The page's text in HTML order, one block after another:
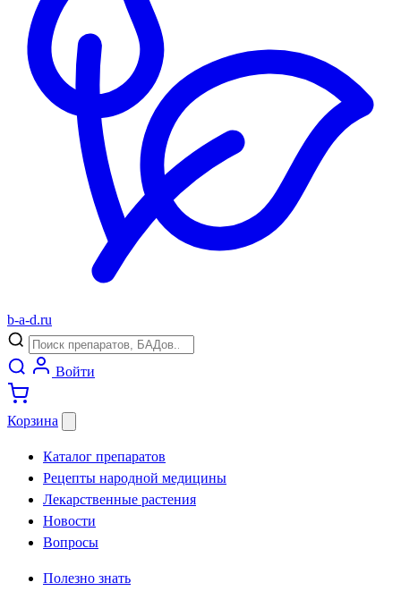
b-a-d.ru
Войти
Корзина
Каталог препаратов
Рецепты народной медицины
Лекарственные растения
Новости
Вопросы
Полезно знать